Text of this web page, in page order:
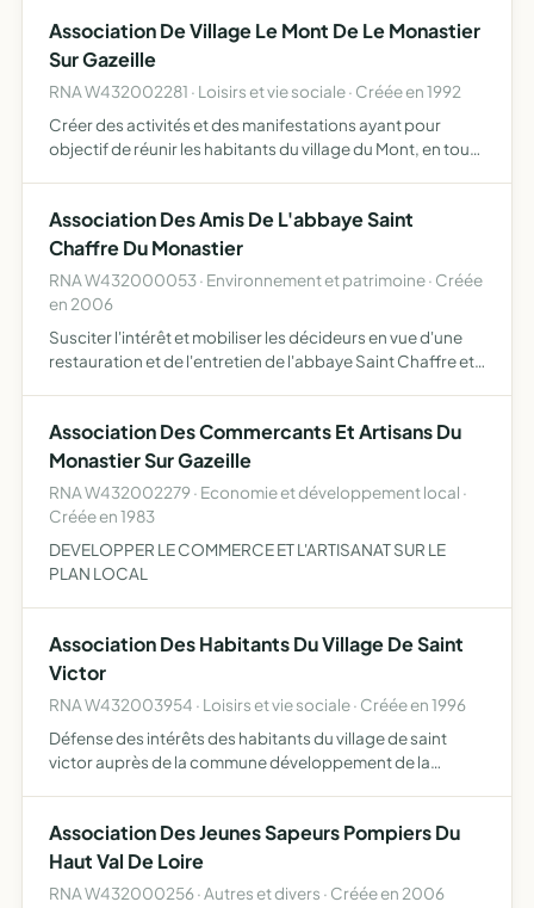
Association De Village Le Mont De Le Monastier
Sur Gazeille
RNA W432002281 · Loisirs et vie sociale · Créée en 1992
Créer des activités et des manifestations ayant pour
objectif de réunir les habitants du village du Mont, en toute
Association Des Amis De L'abbaye Saint
Chaffre Du Monastier
RNA W432000053 · Environnement et patrimoine · Créée
en 2006
Susciter l'intérêt et mobiliser les décideurs en vue d'une
restauration et de l'entretien de l'abbaye Saint Chaffre et
Association Des Commercants Et Artisans Du
Monastier Sur Gazeille
RNA W432002279 · Economie et développement local ·
Créée en 1983
DEVELOPPER LE COMMERCE ET L'ARTISANAT SUR LE
PLAN LOCAL
Association Des Habitants Du Village De Saint
Victor
RNA W432003954 · Loisirs et vie sociale · Créée en 1996
Défense des intérêts des habitants du village de saint
victor auprès de la commune développement de la
Association Des Jeunes Sapeurs Pompiers Du
Haut Val De Loire
RNA W432000256 · Autres et divers · Créée en 2006